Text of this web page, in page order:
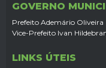
GOVERNO
Prefeito Ademário Oliveira
Vice-Prefeito Ivan
LINKS ÚTEIS